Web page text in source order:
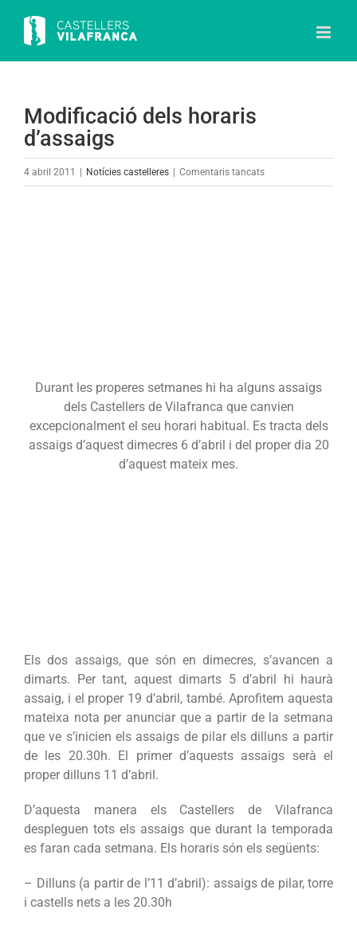
content
Modificació dels horaris
d’assaigs
4 abril 2011 Notícies castelleres Comentaris tancatsa
Durant les properes setmanes hi ha alguns assaigs
dels Castellers de Vilafranca que canvien
excepcionalment el seu horari habitual. Es tracta dels
assaigs d’aquest dimecres 6 d’abril i del proper dia 20
d’aquest mateix mes.
Els dos assaigs, que són en dimecres, s’avancen a
dimarts. Per tant, aquest dimarts 5 d’abril hi haurà
assaig, i el proper 19 d’abril, també. Aprofitem aquesta
mateixa nota per anunciar que a partir de la setmana
que ve s’inicien els assaigs de pilar els dilluns a partir
de les 20.30h. El primer d’aquests assaigs serà el
proper dilluns 11 d’abril.
D’aquesta manera els Castellers de Vilafranca
despleguen tots els assaigs que durant la temporada
es faran cada setmana. Els horaris són els següents:
– Dilluns (a partir de l’11 d’abril): assaigs de pilar, torre
i castells nets a les 20.30h